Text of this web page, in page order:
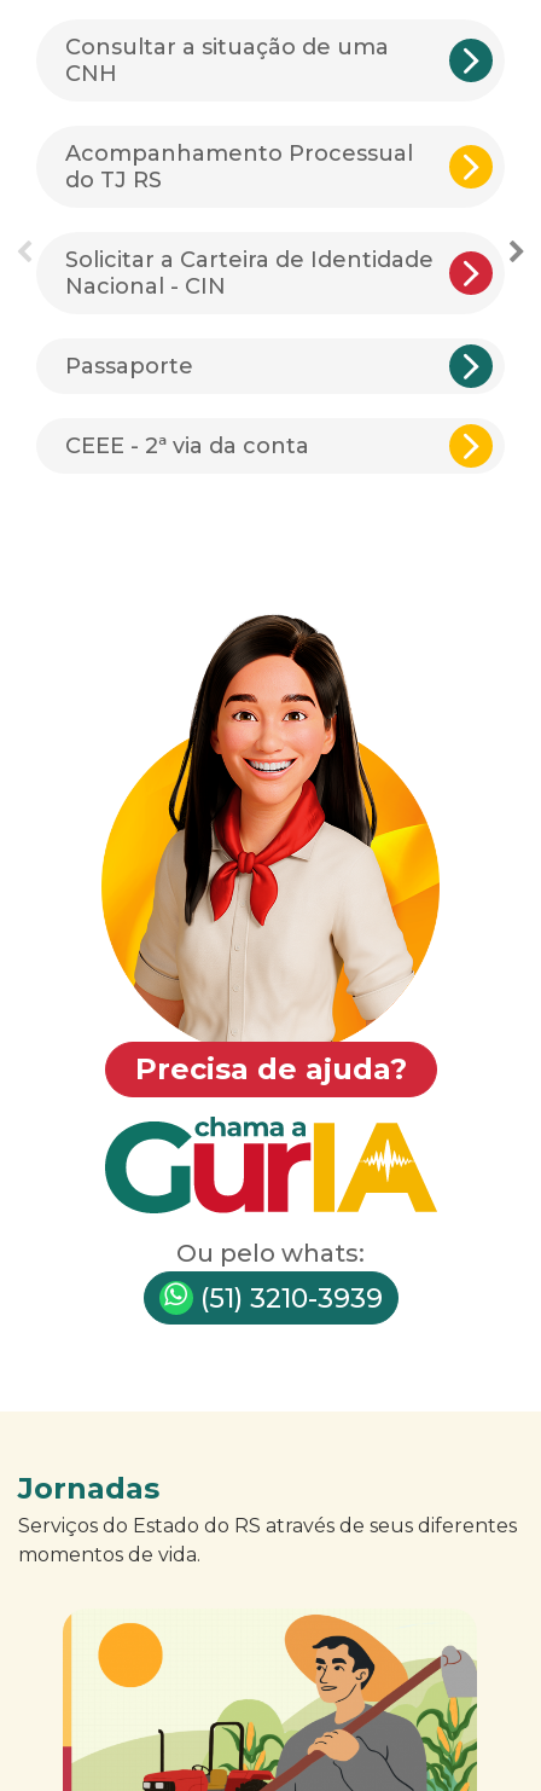
Consultar a situação de uma
CNH
Acompanhamento Processual
do TJ RS
Solicitar a Carteira de Identidade
Nacional - CIN
Passaporte
CEEE - 2ª via da conta
Precisa de ajuda?
Ou pelo whats:
(51) 3210-3939
Jornadas
Serviços do Estado do RS através de seus diferentes
momentos de vida.